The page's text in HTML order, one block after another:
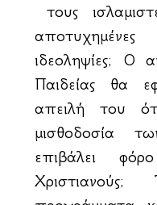
τους
ιδεοληψίες; Ο
Παιδείας θα
απειλή του
μισθοδοσία
επιβάλει